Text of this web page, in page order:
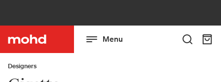
Menu
Designers